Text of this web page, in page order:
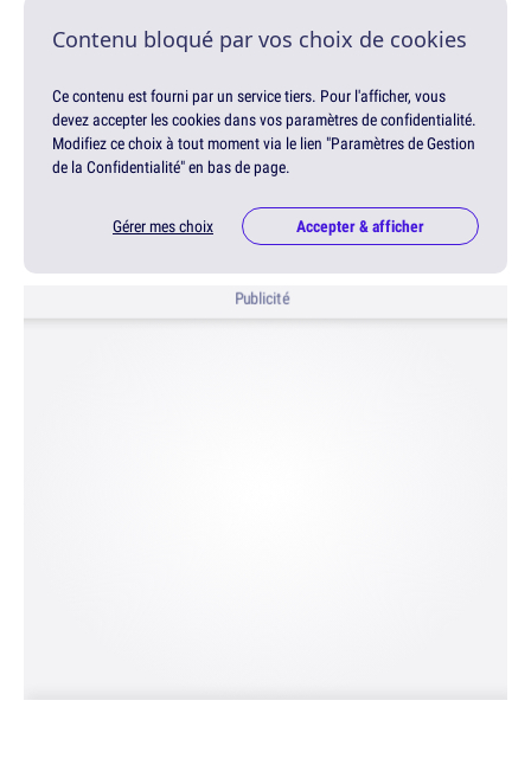
Contenu bloqué par vos choix de cookies
Ce contenu est fourni par un service tiers. Pour l'afficher, vous
devez accepter les cookies dans vos paramètres de confidentialité.
Modifiez ce choix à tout moment via le lien "Paramètres de Gestion
de la Confidentialité" en bas de page.
Gérer mes choix Accepter & afficher
Publicité